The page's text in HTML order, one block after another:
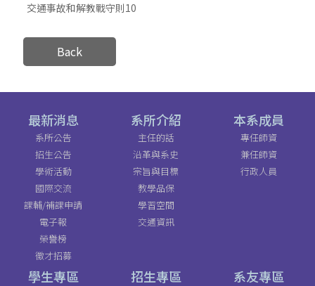
交通事故和解教戰守則10
Back
最新消息
系所公告
招生公告
學術活動
國際交流
課輔/補課申請
電子報
榮譽榜
徵才招募
系所介紹
主任的話
沿革與系史
宗旨與目標
教學品保
學習空間
交通資訊
本系成員
專任師資
兼任師資
行政人員
學生專區 招生專區 系友專區